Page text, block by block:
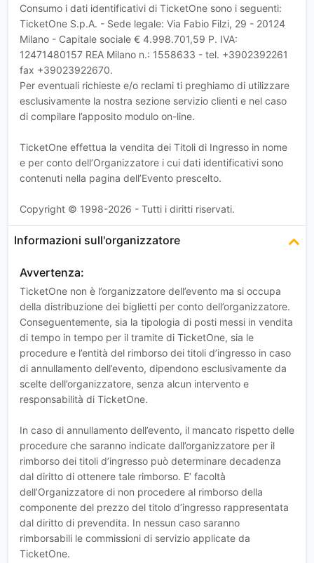
Consumo i dati identificativi di TicketOne sono i seguenti:
TicketOne S.p.A. - Sede legale: Via Fabio Filzi, 29 - 20124
Milano - Capitale sociale € 4.998.701,59 P. IVA:
12471480157 REA Milano n.: 1558633 - tel. +3902392261
fax +39023922670.
Per eventuali richieste e/o reclami ti preghiamo di utilizzare
esclusivamente la nostra sezione servizio clienti e nel caso
di compilare l’apposito modulo on-line.
TicketOne effettua la vendita dei Titoli di Ingresso in nome
e per conto dell’Organizzatore i cui dati identificativi sono
contenuti nella pagina dell’Evento prescelto.
Copyright © 1998-2026 - Tutti i diritti riservati.
Informazioni sull'organizzatore
Avvertenza:
TicketOne non è l’organizzatore dell’evento ma si occupa
della distribuzione dei biglietti per conto dell’organizzatore.
Conseguentemente, sia la tipologia di posti messi in vendita
di tempo in tempo per il tramite di TicketOne, sia le
procedure e l’entità del rimborso dei titoli d’ingresso in caso
di annullamento dell’evento, dipendono esclusivamente da
scelte dell’organizzatore, senza alcun intervento e
responsabilità di TicketOne.
In caso di annullamento dell’evento, il mancato rispetto delle
procedure che saranno indicate dall’organizzatore per il
rimborso dei titoli d’ingresso può determinare decadenza
dal diritto di ottenere tale rimborso. E’ facoltà
dell’Organizzatore di non procedere al rimborso della
componente del prezzo del titolo d’ingresso rappresentata
dal diritto di prevendita. In nessun caso saranno
rimborsabili le commissioni di servizio applicate da
TicketOne.